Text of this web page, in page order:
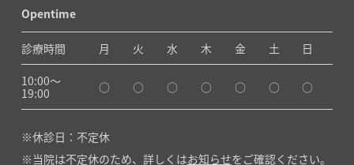
Opentime
診療時間 月 火 水 木 金 土 日
10:00〜
19:00
○ ○ ○ ○ ○ ○ ○
休診日：不定休
当院は不定休のため、詳しくはお知らせをご確認ください。